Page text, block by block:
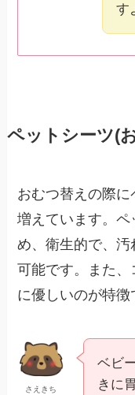
す
ペットシーツ(
おむつ替えの際
増えています。
め、衛生的で、
可能です。また
に優しいのが特徴
さえきち
ベビ
きに